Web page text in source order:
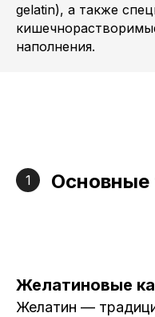
gelatin), а также
наполнения.
1 Основные
Желатиновые
Желатин —